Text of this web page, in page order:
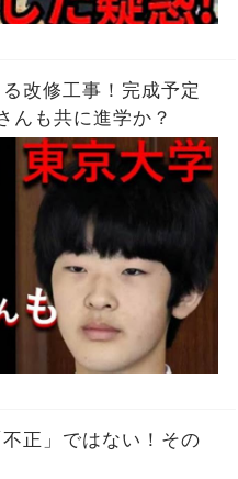
改修工事！完成予定
んも共に進学か？
正」ではない！その